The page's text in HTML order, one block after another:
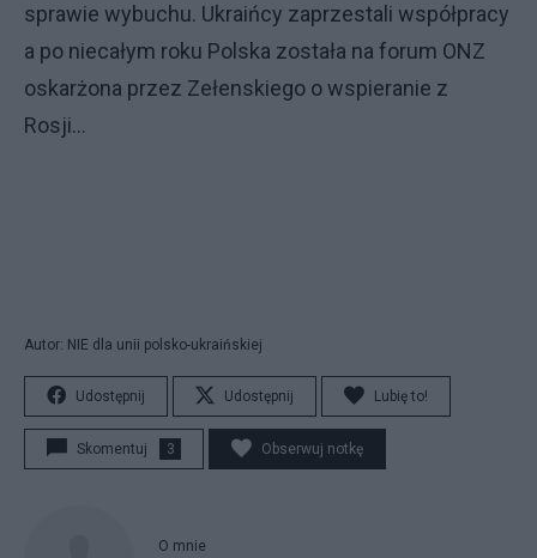
sprawie wybuchu. Ukraińcy zaprzestali współpracy
a po niecałym roku Polska została na forum ONZ
oskarżona przez Zełenskiego o wspieranie z
Rosji...
Autor: NIE dla unii polsko-ukraińskiej
Udostępnij Udostępnij Lubię to!
Skomentuj 3 Obserwuj notkę
O mnie